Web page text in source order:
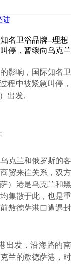
陆
名卫浴品牌--理想
停，暂缓向乌克兰
影响，国际知名卫
程中被紧急叫停，
出发。
克兰和俄罗斯的客
贸来往关系，双方
）港是乌克兰和黑
集散于此，也是重
敖德萨港口遭遇封
出发，沿海路的南
兰的敖德萨港，时